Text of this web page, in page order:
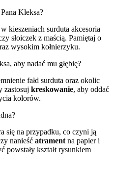
Kleksa?
kieszeniach surduta akcesoria
słoiczek z maścią. Pamiętaj o
wysokim kołnierzyku.
aby nadać mu głębię?
fałd surduta oraz okolic
zastosuj kreskowanie, aby oddać
kolorów.
się na przypadku, co czyni ją
nanieść atrament na papier i
powstały kształt rysunkiem